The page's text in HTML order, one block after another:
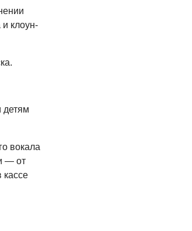
клоун-
детям
вокала
— от